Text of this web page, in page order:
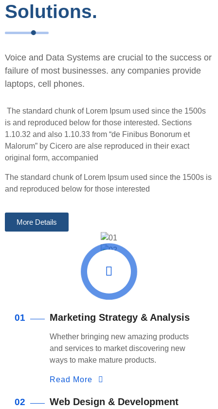
Solutions.
Voice and Data Systems are crucial to the success or
failure of most businesses. any companies provide
laptops, cell phones.
The standard chunk of Lorem Ipsum used since the 1500s
is and reproduced below for those interested. Sections
1.10.32 and also 1.10.33 from “de Finibus Bonorum et
Malorum” by Cicero are alse reproduced in their exact
original form, accompanied
The standard chunk of Lorem Ipsum used since the 1500s is
and reproduced below for those interested
More Details
01 Marketing Strategy & Analysis
Whether bringing new amazing products
and services to market discovering new
ways to make mature products.
Read More
02 Web Design & Development